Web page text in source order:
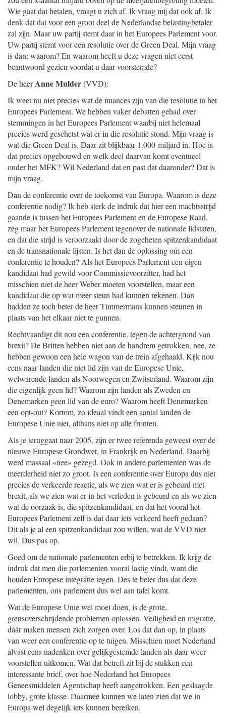
Wie gaat dat betalen, vraagt u zich af. Ik vraag mij dat ook af. Ik
denk dat dat voor een groot deel de Nederlandse belastingbetaler
zal zijn. Maar uw partij stemt daar in het Europees Parlement voor.
Uw partij stemt voor een resolutie over de Green Deal. Mijn vraag
is dan: waarom? En waarom heeft u deze vragen niet eerst
beantwoord gezien voordat u daar voorstemde?
De heerAnne Mulder(VVD):
Ik weet nu niet precies wat de nuances zijn van die resolutie in het
Europees Parlement. We hebben vaker debatten gehad over
stemmingen in het Europees Parlement waarbij niet helemaal
precies werd geschetst wat er in die resolutie stond. Mijn vraag is
wat die Green Deal is. Daar zit blijkbaar 1.000 miljard in. Hoe is
dat precies opgebouwd en welk deel daarvan komt eventueel
onder het MFK? Wil Nederland dat en past dat daaronder? Dat is
mijn vraag.
Dan de conferentie over de toekomst van Europa. Waarom is deze
conferentie nodig? Ik heb sterk de indruk dat hier een machtsstrijd
gaande is tussen het Europees Parlement en de Europese Raad,
zeg maar het Europees Parlement tegenover de nationale lidstaten,
en dat die strijd is veroorzaakt door de zogeheten spitzenkandidaat
en de transnationale lijsten. Is het dan de oplossing om een
conferentie te houden? Als het Europees Parlement een eigen
kandidaat had gewild voor Commissievoorzitter, had het
misschien niet de heer Weber moeten voorstellen, maar een
kandidaat die op wat meer steun had kunnen rekenen. Dan
hadden ze toch beter de heer Timmermans kunnen steunen in
plaats van het elkaar niet te gunnen.
Rechtvaardigt dit nou een conferentie, tegen de achtergrond van
brexit? De Britten hebben niet aan de handrem getrokken, nee, ze
hebben gewoon een hele wagon van de trein afgehaald. Kijk nou
eens naar landen die niet lid zijn van de Europese Unie,
welwarende landen als Noorwegen en Zwitserland. Waarom zijn
die eigenlijk geen lid? Waarom zijn landen als Zweden en
Denemarken geen lid van de euro? Waarom heeft Denemarken
een opt-out? Kortom, zo ideaal vindt een aantal landen de
Europese Unie niet, althans niet op alle fronten.
Als je teruggaat naar 2005, zijn er twee referenda geweest over de
nieuwe Europese Grondwet, in Frankrijk en Nederland. Daarbij
werd massaal «nee» gezegd. Ook in andere parlementen was de
meerderheid niet zo groot. Is een conferentie over Europa dus niet
precies de verkeerde reactie, als we zien wat er is gebeurd met
brexit, als we zien wat er in het verleden is gebeurd en als we zien
wat de oorzaak is, die spitzenkandidaat, en dat het vooral het
Europees Parlement zelf is dat daar iets verkeerd heeft gedaan?
Dit als je al een spitzenkandidaat zou willen, wat de VVD niet
wil. Dus pas op.
Goed om de nationale parlementen erbij te betrekken. Ik krijg de
indruk dat men die parlementen vooral lastig vindt, want die
houden Europese integratie tegen. Des te beter dus dat deze
parlementen, ons parlement dus wel aan tafel komt.
Wat de Europese Unie wel moet doen, is de grote,
grensoverschrijdende problemen oplossen. Veiligheid en migratie,
dáár maken mensen zich zorgen over. Los dat dan op, in plaats
van weer een conferentie op te tuigen. Misschien moet Nederland
alvast eens nadenken over gelijkgestemde landen als daar weer
voorstellen uitkomen. Wat dat betreft zit bij de stukken een
interessante brief, over hoe Nederland het Europees
Geneesmiddelen Agentschap heeft aangetrokken. Een geslaagde
lobby, grote klasse. Daarmee kunnen we laten zien dat we in
Europa wel degelijk iets kunnen bereiken.